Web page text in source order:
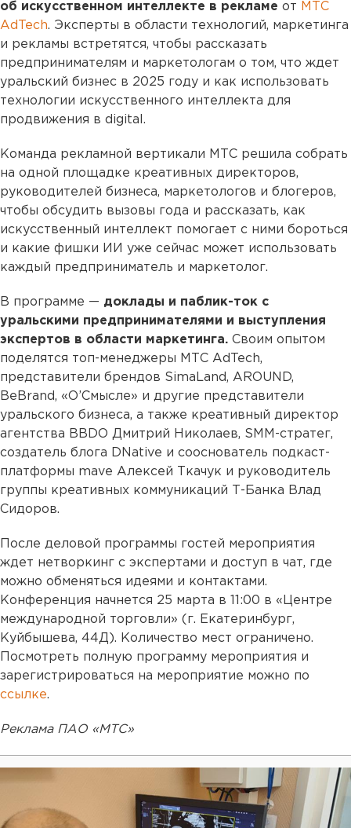
об искусственном интеллекте в рекламе от МТС
AdTech. Эксперты в области технологий, маркетинга
и рекламы встретятся, чтобы рассказать
предпринимателям и маркетологам о том, что ждет
уральский бизнес в 2025 году и как использовать
технологии искусственного интеллекта для
продвижения в digital.
Команда рекламной вертикали МТС решила собрать
на одной площадке креативных директоров,
руководителей бизнеса, маркетологов и блогеров,
чтобы обсудить вызовы года и рассказать, как
искусственный интеллект помогает с ними бороться
и какие фишки ИИ уже сейчас может использовать
каждый предприниматель и маркетолог.
В программе — доклады и паблик-ток с
уральскими предпринимателями и выступления
экспертов в области маркетинга. Своим опытом
поделятся топ-менеджеры МТС AdTech,
представители брендов SimaLand, AROUND,
BeBrand, «О’Смысле» и другие представители
уральского бизнеса, а также креативный директор
агентства BBDO Дмитрий Николаев, SMM-стратег,
создатель блога DNative и сооснователь подкаст-
платформы mave Алексей Ткачук и руководитель
группы креативных коммуникаций Т-Банка Влад
Сидоров.
После деловой программы гостей мероприятия
ждет нетворкинг с экспертами и доступ в чат, где
можно обменяться идеями и контактами.
Конференция начнется 25 марта в 11:00 в «Центре
международной торговли» (г. Екатеринбург,
Куйбышева, 44Д). Количество мест ограничено.
Посмотреть полную программу мероприятия и
зарегистрироваться на мероприятие можно по
ссылке.
Реклама ПАО «МТС»